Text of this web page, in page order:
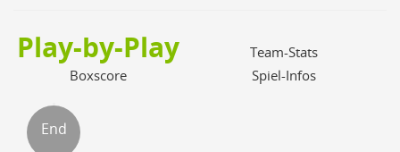
Play-by-Play
Team-Stats
Boxscore
Spiel-Infos
End